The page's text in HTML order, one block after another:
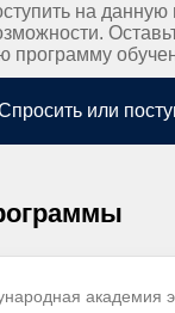
на данную
программу
или
академия